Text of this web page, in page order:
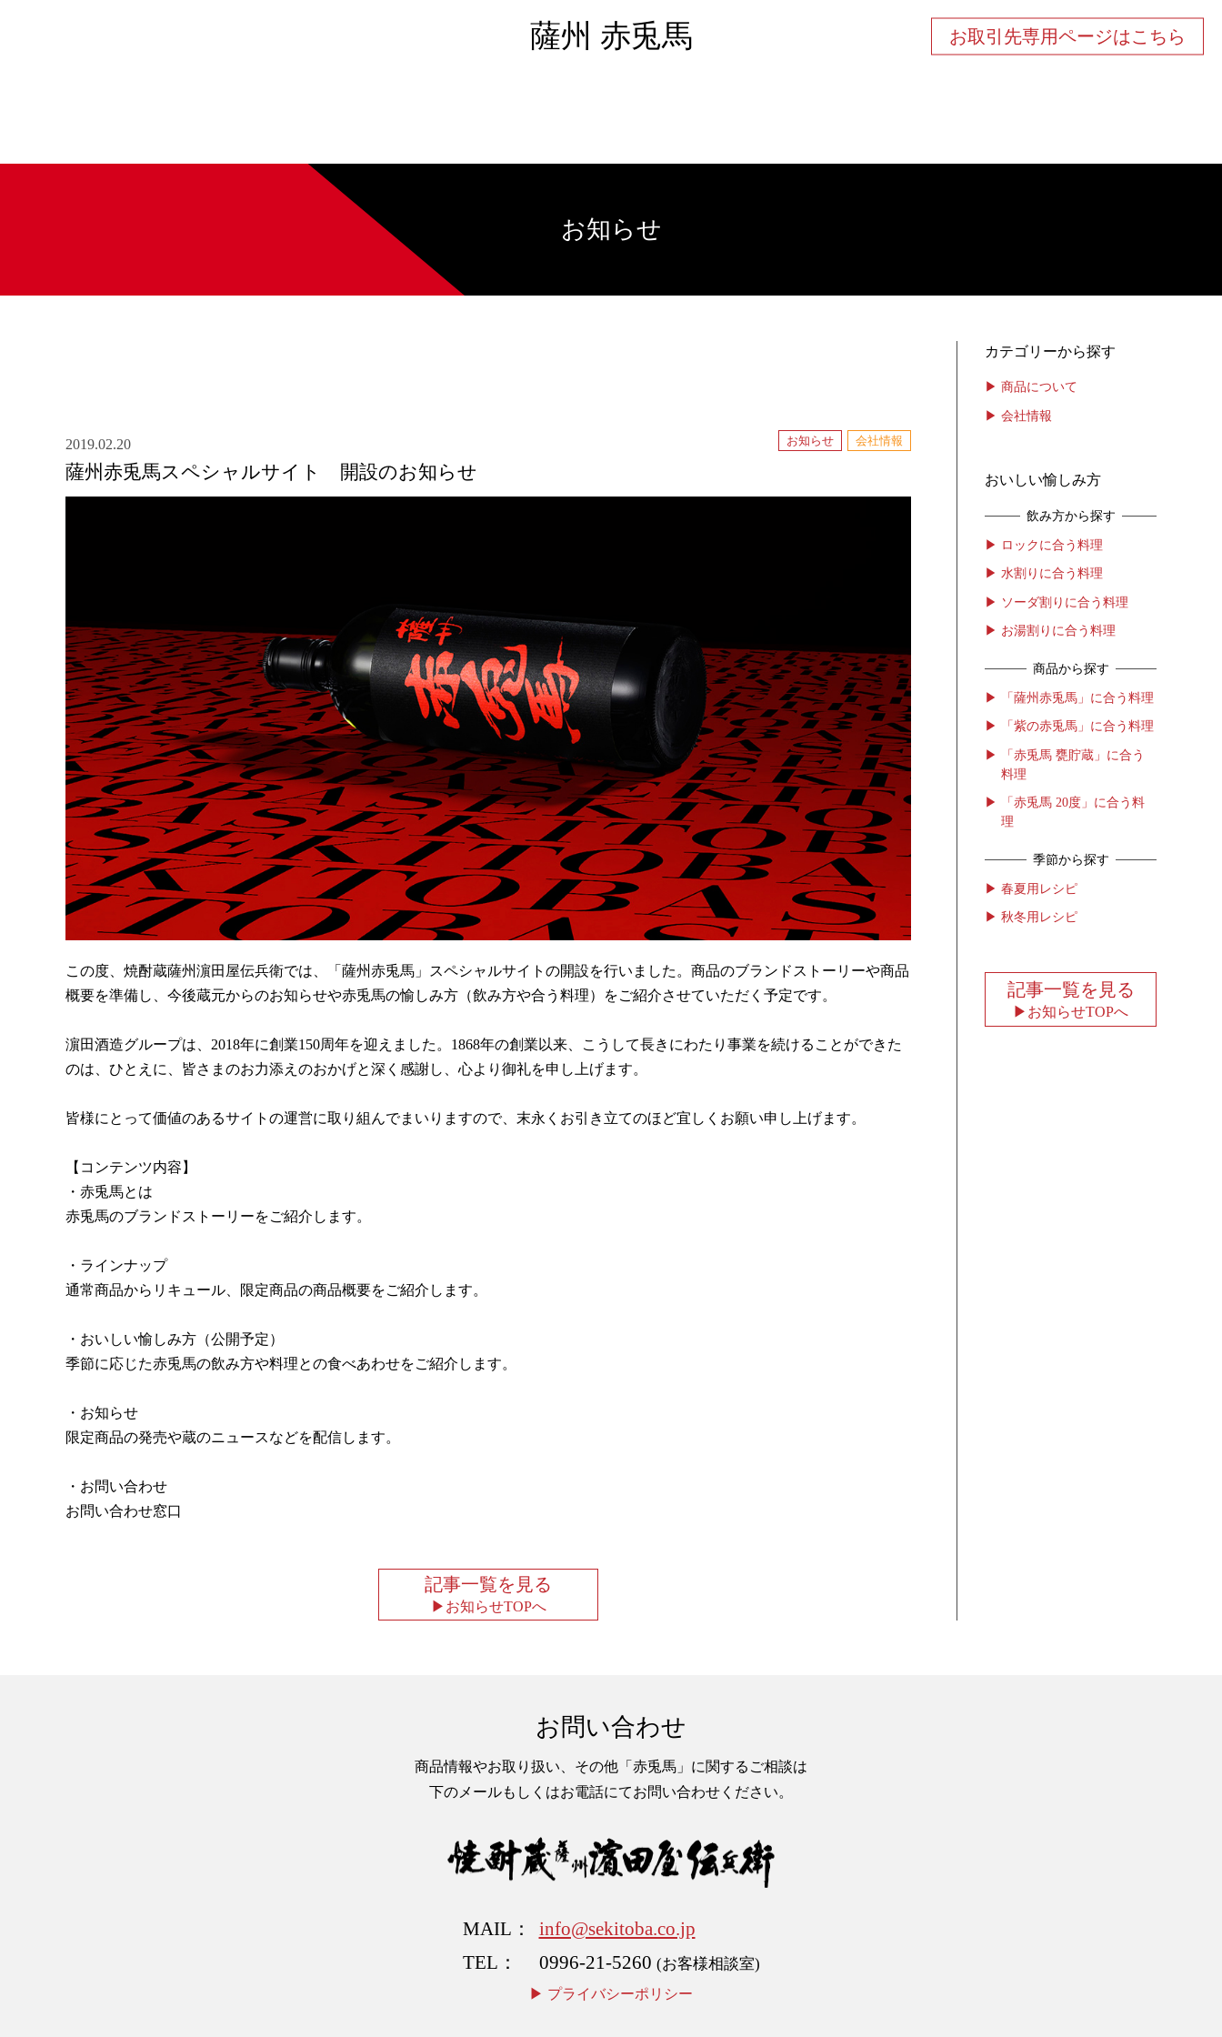
薩州 赤兎馬 お取引先専用ページはこちら
お知らせ
2019.02.20
薩州赤兎馬スペシャルサイト 開設のお知らせ
お知らせ 会社情報
この度、焼酎蔵薩州濵田屋伝兵衛では、「薩州赤兎馬」スペシャルサイトの開設を行いました。商品のブランドストーリーや商品
概要を準備し、今後蔵元からのお知らせや赤兎馬の愉しみ方（飲み方や合う料理）をご紹介させていただく予定です。
濵田酒造グループは、2018年に創業150周年を迎えました。1868年の創業以来、こうして長きにわたり事業を続けることができた
のは、ひとえに、皆さまのお力添えのおかげと深く感謝し、心より御礼を申し上げます。
皆様にとって価値のあるサイトの運営に取り組んでまいりますので、末永くお引き立てのほど宜しくお願い申し上げます。
【コンテンツ内容】
・赤兎馬とは
赤兎馬のブランドストーリーをご紹介します。
・ラインナップ
通常商品からリキュール、限定商品の商品概要をご紹介します。
・おいしい愉しみ方（公開予定）
季節に応じた赤兎馬の飲み方や料理との食べあわせをご紹介します。
・お知らせ
限定商品の発売や蔵のニュースなどを配信します。
・お問い合わせ
お問い合わせ窓口
記事一覧を見る
お知らせTOPへ
カテゴリーから探す
商品について
会社情報
おいしい愉しみ方
飲み方から探す
ロックに合う料理
水割りに合う料理
ソーダ割りに合う料理
お湯割りに合う料理
商品から探す
「薩州赤兎馬」に合う料理
「紫の赤兎馬」に合う料理
「赤兎馬 甕貯蔵」に合う
料理
「赤兎馬 20度」に合う料
理
季節から探す
春夏用レシピ
秋冬用レシピ
記事一覧を見る
お知らせTOPへ
お問い合わせ
商品情報やお取り扱い、 その他「赤兎馬」に関するご相談は
下のメールもしくはお電話にてお問い合わせください。
MAIL
info@sekitoba.co.jp
TEL
0996-21-5260 (お客様相談室)
プライバシーポリシー